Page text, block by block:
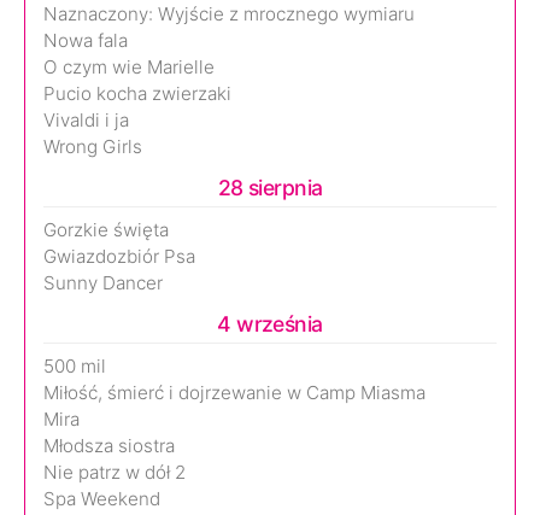
Naznaczony: Wyjście z mrocznego wymiaru
Nowa fala
O czym wie Marielle
Pucio kocha zwierzaki
Vivaldi i ja
Wrong Girls
28 sierpnia
Gorzkie święta
Gwiazdozbiór Psa
Sunny Dancer
4 września
500 mil
Miłość, śmierć i dojrzewanie w Camp Miasma
Mira
Młodsza siostra
Nie patrz w dół 2
Spa Weekend